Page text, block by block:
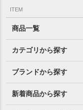
ITEM
商品一覧
カテゴリから探す
ブランドから探す
新着商品から探す